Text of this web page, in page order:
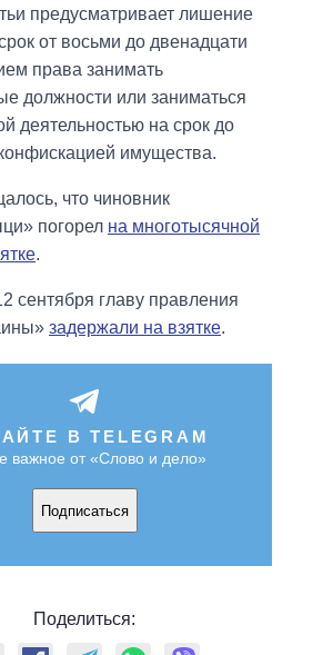
предусматривает лишение
от восьми до двенадцати
права занимать
должности или заниматься
деятельностью на срок до
имущества.
что чиновник
погорел на многотысячной
.
сентября главу правления
задержали на взятке.
В TELEGRAM
важное от «Слово и дело»
Подписаться
Поделиться: